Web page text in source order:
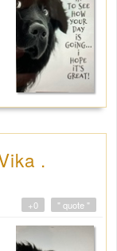
.
" quote "
+0